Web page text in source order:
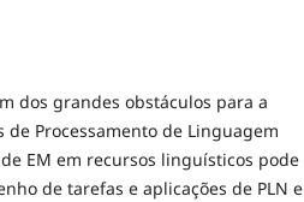
dos grandes obstáculos para a
Processamento de Linguagem
EM em recursos linguísticos pode
de tarefas e aplicações de PLN e